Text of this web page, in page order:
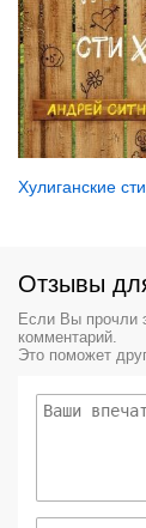
Хулиганские
Отзывы
Если Вы прочли
комментарий.
Это поможет